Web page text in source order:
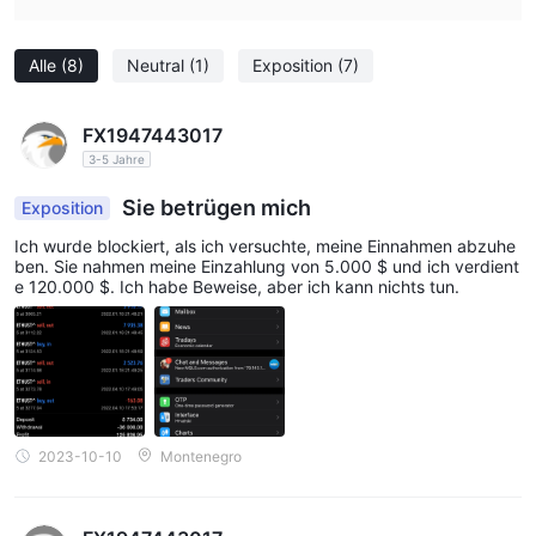
Bereich Offenlegung mit. Wir würden uns darüber freuen und
lösen.
Häufig gestellte Fragen zu Etore
Nein, es ist derzeit nicht wirksam reguliert und es wird
empfohlen, sich seiner potenziellen Risiken bewusst zu sein.
Alle (8) Neutral (1) Exposition (7)
FX1947443017
3-5 Jahre
Exposition Sie betrügen mich
Ich wurde blockiert, als ich versuchte, meine Einnahmen abzuhe
ben. Sie nahmen meine Einzahlung von 5.000 $ und ich verdient
e 120.000 $. Ich habe Beweise, aber ich kann nichts tun.
2023-10-10 Montenegro